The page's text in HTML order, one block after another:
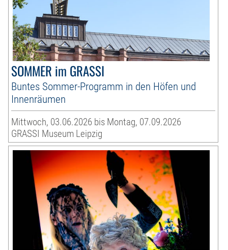
SOMMER im GRASSI
Buntes Sommer-Programm in den Höfen und
Innenräumen
Mittwoch, 03.06.2026 bis Montag, 07.09.2026
GRASSI Museum Leipzig